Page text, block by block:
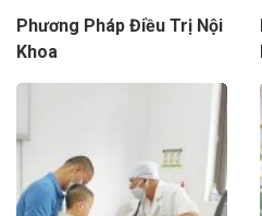
Phương Pháp Điều Trị Nội
Khoa